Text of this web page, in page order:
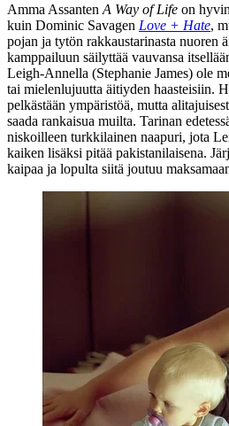
Amma Assanten A Way of Life on
kuin Dominic Savagen Love + Hate,
pojan ja tytön rakkaustarinasta nuoren
kamppailuun säilyttää vauvansa
Leigh-Annella (Stephanie James) ole
tai mielenlujuutta äitiyden haasteisiin.
pelkästään ympäristöä, mutta
saada rankaisua muilta. Tarinan
niskoilleen turkkilainen naapuri, jota
kaiken lisäksi pitää pakistanilaisena.
kaipaa ja lopulta siitä joutuu